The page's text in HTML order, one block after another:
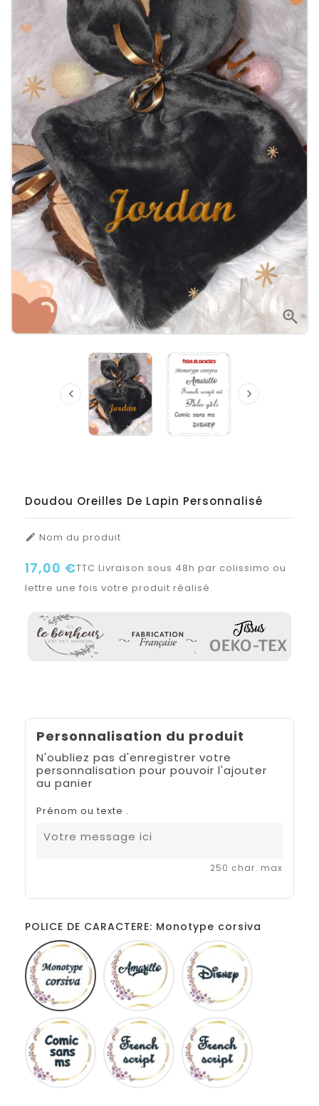

 
Doudou Oreilles De Lapin Personnalisé
 Nom du produit
17,00 €TTC Livraison sous 48h par colissimo ou
lettre une fois votre produit réalisé.
Personnalisation du produit
N'oubliez pas d'enregistrer votre
personnalisation pour pouvoir l'ajouter
au panier
Prénom ou texte .
250 char. max
POLICE DE CARACTERE: Monotype corsiva
Monotype
corsiva
Amarillo
Comic
sans
ms
French
script